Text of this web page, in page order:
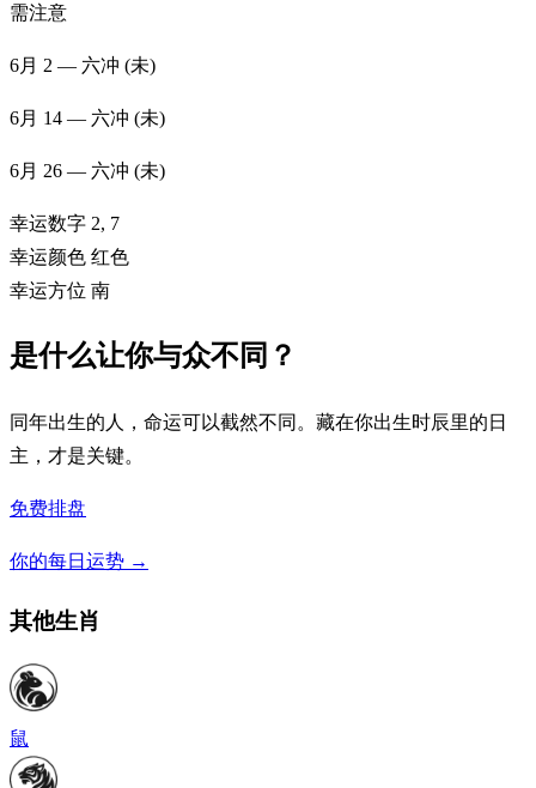
需注意
6月 2 — 六冲 (未)
6月 14 — 六冲 (未)
6月 26 — 六冲 (未)
幸运数字 2, 7
幸运颜色 红色
幸运方位 南
是什么让你与众不同？
同年出生的人，命运可以截然不同。藏在你出生时辰里的日
主，才是关键。
免费排盘
你的每日运势 →
其他生肖
鼠